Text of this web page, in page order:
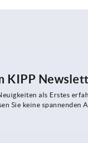
KIPP
als Erstes
Sie keine spannenden